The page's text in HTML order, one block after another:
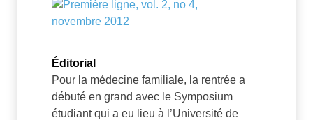
Éditorial
Pour la médecine familiale, la rentrée a
débuté en grand avec le Symposium
étudiant qui a eu lieu à l’Université de